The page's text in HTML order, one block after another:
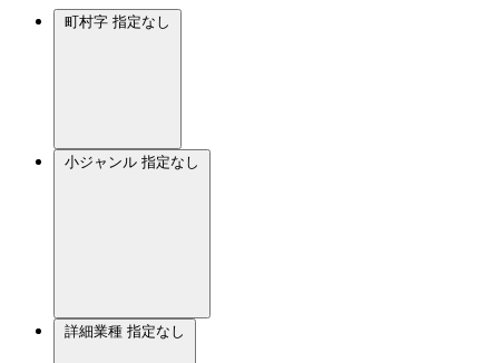
町村字 指定なし
小ジャンル 指定なし
詳細業種 指定なし